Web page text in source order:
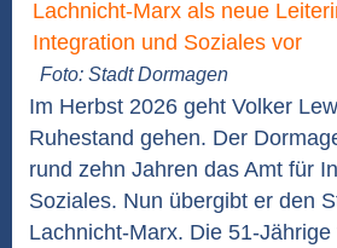
Foto: Stadt Dormagen
Im Herbst 2026 geht Volker
Ruhestand gehen. Der
rund zehn Jahren das Amt für
Soziales. Nun übergibt er den
Lachnicht-Marx. Die 51-